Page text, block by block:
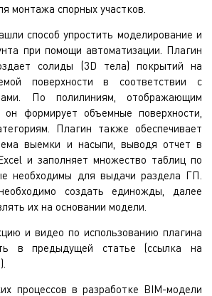
монтажа спорных участков.
способ упростить моделирование и
при помощи автоматизации. Плагин
солиды (3D тела) покрытий на
поверхности в соответствии с
По полилиниям, отображающим
он формирует объемные поверхности,
Плагин также обеспечивает
выемки и насыпи, выводя отчет в
и заполняет множество таблиц по
необходимы для выдачи раздела ГП.
создать единожды, далее
их на основании модели.
и видео по использованию плагина
в предыдущей статье (ссылка на
).
процессов в разработке BIM-модели